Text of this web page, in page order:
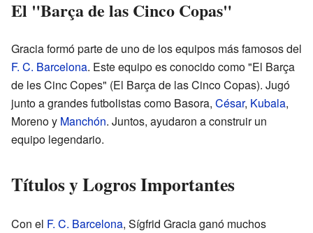
El "Barça de las Cinco Copas"
Gracia formó parte de uno de los equipos más famosos del
F. C. Barcelona. Este equipo es conocido como "El Barça
de les Cinc Copes" (El Barça de las Cinco Copas). Jugó
junto a grandes futbolistas como Basora, César, Kubala,
Moreno y Manchón. Juntos, ayudaron a construir un
equipo legendario.
Títulos y Logros Importantes
Con el F. C. Barcelona, Sígfrid Gracia ganó muchos